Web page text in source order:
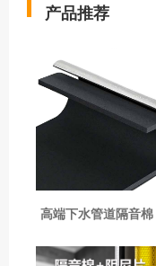
产品推荐
高端下水管道隔音棉